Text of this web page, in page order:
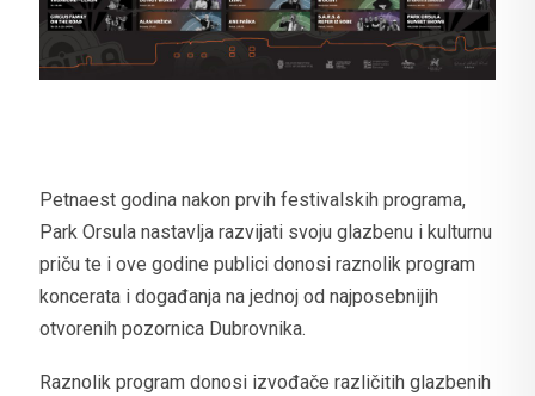
Petnaest godina nakon prvih festivalskih programa,
Park Orsula nastavlja razvijati svoju glazbenu i kulturnu
priču te i ove godine publici donosi raznolik program
koncerata i događanja na jednoj od najposebnijih
otvorenih pozornica Dubrovnika.
Raznolik program donosi izvođače različitih glazbenih